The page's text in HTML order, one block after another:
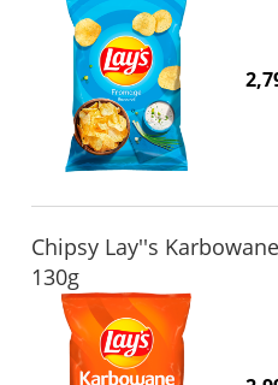
Chipsy Lay''s
130g